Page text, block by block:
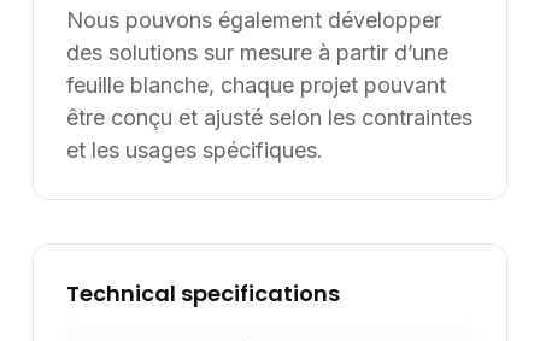
Nous pouvons également développer
des solutions sur mesure à partir d’une
feuille blanche, chaque projet pouvant
être conçu et ajusté selon les contraintes
et les usages spécifiques.
Technical specifications